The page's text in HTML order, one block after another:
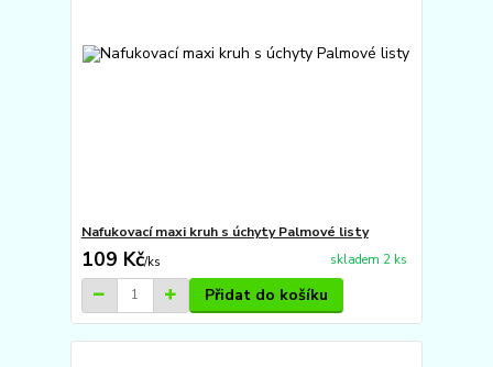
Nafukovací maxi kruh s úchyty Palmové listy
109 Kč/ks skladem 2 ks
Přidat do košíku